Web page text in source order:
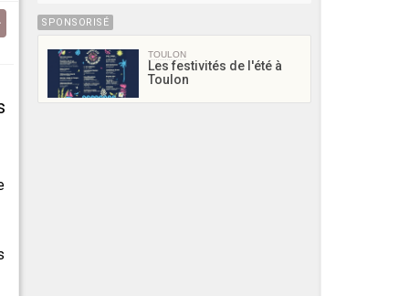
SPONSORISÉ
TOULON
Les festivités de l'été à
Toulon